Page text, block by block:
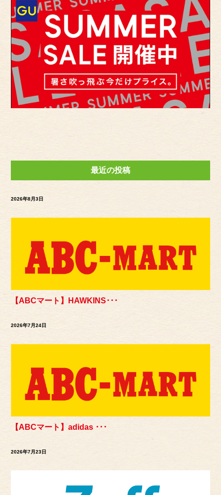
最近の投稿
2026年8月3日
【ABCマート】HAWKINS･･･
2026年7月24日
【ABCマート】adidas ･･･
2026年7月23日